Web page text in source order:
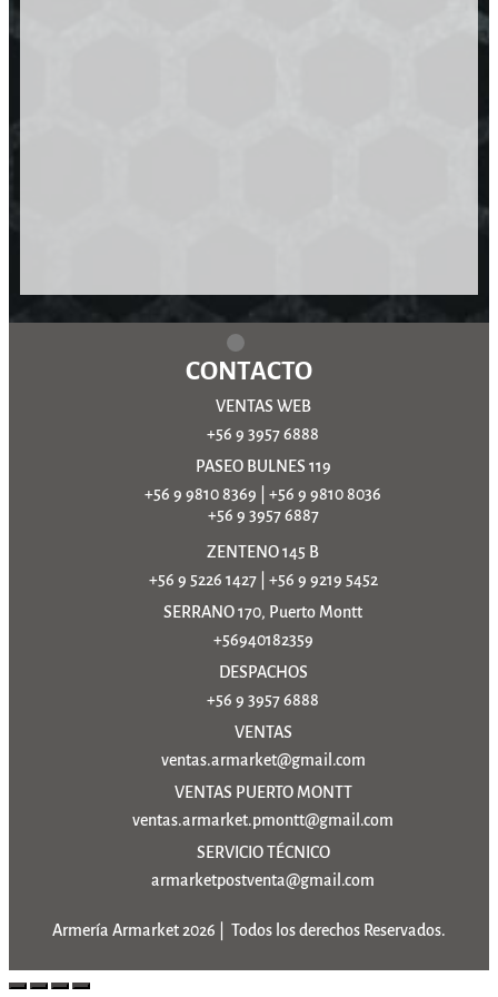
CONTACTO
VENTAS WEB
+56 9 3957 6888
PASEO BULNES 119
+56 9 9810 8369
+56 9 9810 8036
+56 9 3957 6887
ZENTENO 145 B
+56 9 5226 1427| +56 9 9219 5452
SERRANO 170, Puerto Montt
+56940182359
DESPACHOS
+56 9 3957 6888
VENTAS
ventas.armarket@gmail.com
VENTAS PUERTO MONTT
ventas.armarket.pmontt@gmail.com
SERVICIO TÉCNICO
armarketpostventa@gmail.com
Armería Armarket 2026 | Todos los derechos Reservados.